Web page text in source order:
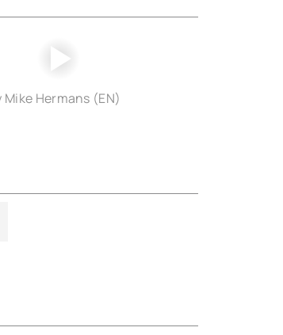
Mike Hermans (EN)